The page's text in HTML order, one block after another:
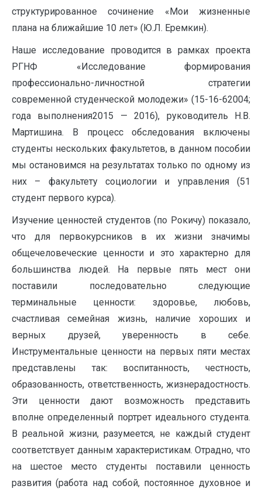
структурированное сочинение «Мои жизненные
плана на ближайшие 10 лет» (Ю.Л. Еремкин).
Наше исследование проводится в рамках проекта
РГНФ «Исследование формирования
профессионально-личностной стратегии
современной студенческой молодежи» (15-16-62004;
года выполнения2015 — 2016), руководитель Н.В.
Мартишина. В процесс обследования включены
студенты нескольких факультетов, в данном пособии
мы остановимся на результатах только по одному из
них – факультету социологии и управления (51
студент первого курса).
Изучение ценностей студентов (по Рокичу) показало,
что для первокурсников в их жизни значимы
общечеловеческие ценности и это характерно для
большинства людей. На первые пять мест они
поставили последовательно следующие
терминальные ценности: здоровье, любовь,
счастливая семейная жизнь, наличие хороших и
верных друзей, уверенность в себе.
Инструментальные ценности на первых пяти местах
представлены так: воспитанность, честность,
образованность, ответственность, жизнерадостность.
Эти ценности дают возможность представить
вполне определенный портрет идеального студента.
В реальной жизни, разумеется, не каждый студент
соответствует данным характеристикам. Отрадно, что
на шестое место студенты поставили ценность
развития (работа над собой, постоянное духовное и